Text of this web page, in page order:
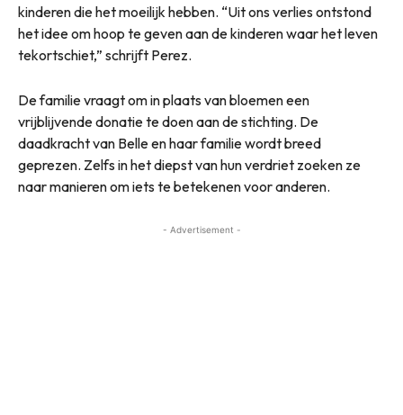
kinderen die het moeilijk hebben. “Uit ons verlies ontstond
het idee om hoop te geven aan de kinderen waar het leven
tekortschiet,” schrijft Perez.
De familie vraagt om in plaats van bloemen een
vrijblijvende donatie te doen aan de stichting. De
daadkracht van Belle en haar familie wordt breed
geprezen. Zelfs in het diepst van hun verdriet zoeken ze
naar manieren om iets te betekenen voor anderen.
- Advertisement -